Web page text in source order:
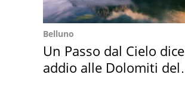
Belluno
Un Passo dal Cielo dice
addio alle Dolomiti del